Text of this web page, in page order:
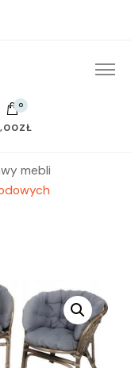
0
mebli